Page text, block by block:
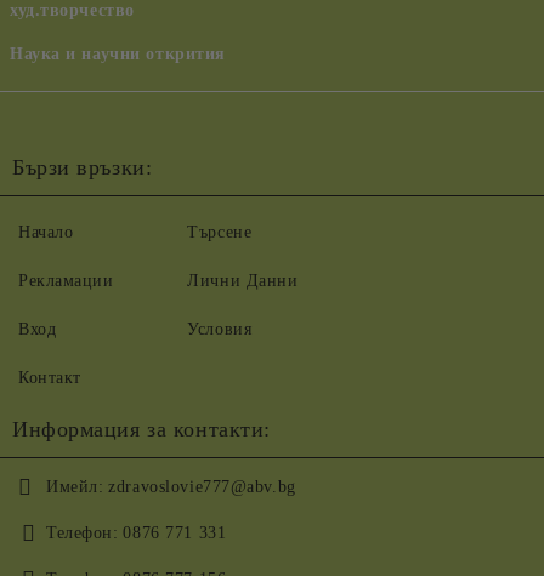
худ.творчество
Наука и научни открития
Бързи връзки:
Начало
Рекламации
Вход
Контакт
Търсене
Лични Данни
Условия
Информация за контакти:
Имейл: zdravoslovie777@abv.bg
Телефон: 0876 771 331